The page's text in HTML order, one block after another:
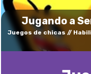
Jugando a
Juegos de chicas